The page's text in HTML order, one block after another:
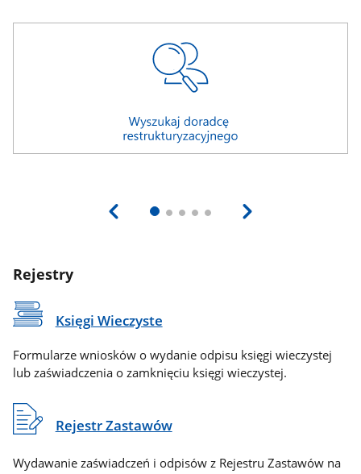
Rejestry
Księgi Wieczyste
Formularze wniosków o wydanie odpisu księgi wieczystej
lub zaświadczenia o zamknięciu księgi wieczystej.
Rejestr Zastawów
Wydawanie zaświadczeń i odpisów z Rejestru Zastawów na